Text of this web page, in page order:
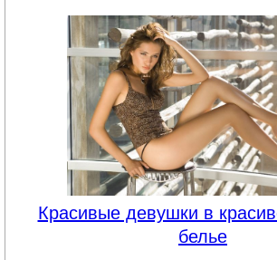
Красивые девушки в
белье